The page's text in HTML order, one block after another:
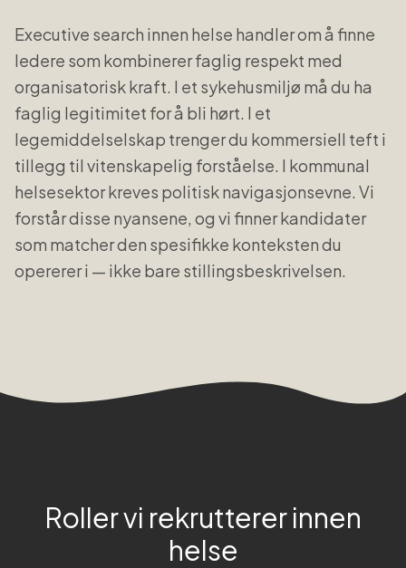
Executive search innen helse handler om å finne
ledere som kombinerer faglig respekt med
organisatorisk kraft. I et sykehusmiljø må du ha
faglig legitimitet for å bli hørt. I et
legemiddelselskap trenger du kommersiell teft i
tillegg til vitenskapelig forståelse. I kommunal
helsesektor kreves politisk navigasjonsevne. Vi
forstår disse nyansene, og vi finner kandidater
som matcher den spesifikke konteksten du
opererer i — ikke bare stillingsbeskrivelsen.
Roller vi rekrutterer innen
helse